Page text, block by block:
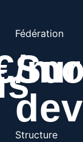
Fédération
Sur
Structure